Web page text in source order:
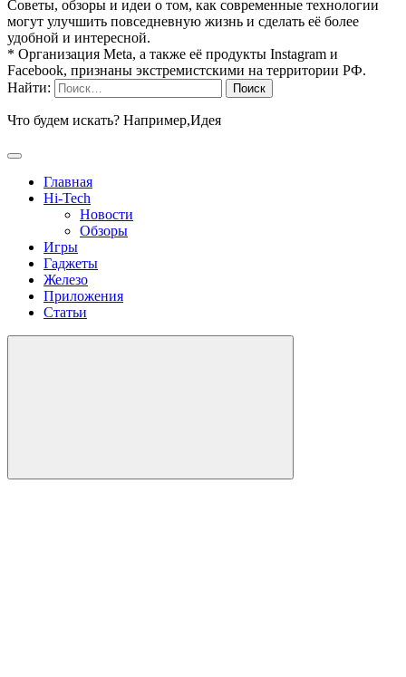
Советы, обзоры и идеи о том, как современные технологии
могут улучшить повседневную жизнь и сделать её более
удобной и интересной.
* Организация Meta, а также её продукты Instagram и
Facebook, признаны экстремистскими на территории РФ.
Найти:
Что будем искать? Например,Идея
Главная
Hi-Tech
Новости
Обзоры
Игры
Гаджеты
Железо
Приложения
Статьи